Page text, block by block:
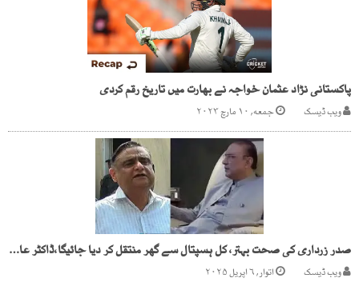
پاکستانی نڑاد عثمان خواجہ نے بھارت میں تاریخ رقم کردی
ویب ڈیسک جمعه, ۱۰ مارچ ۲۰۲۳
صدر زرداری کی صحت بہتر، کل ہسپتال سے گھر منتقل کر دیا جائیگا،ڈاکٹر عاصم حسین
ویب ڈیسک اتوار, ۶ اپریل ۲۰۲۵